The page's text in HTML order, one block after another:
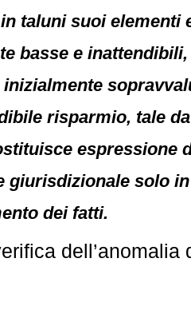
taluni suoi elementi
basse e
risparmio, tale
espressione
giurisdizionale solo
dei fatti.
dell’anomalia